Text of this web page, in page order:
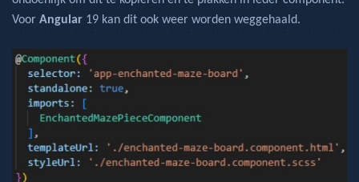
Voor Angular 19 kan dit ook weer worden weggehaald.